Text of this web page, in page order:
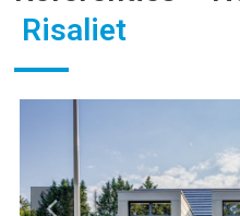
Risaliet